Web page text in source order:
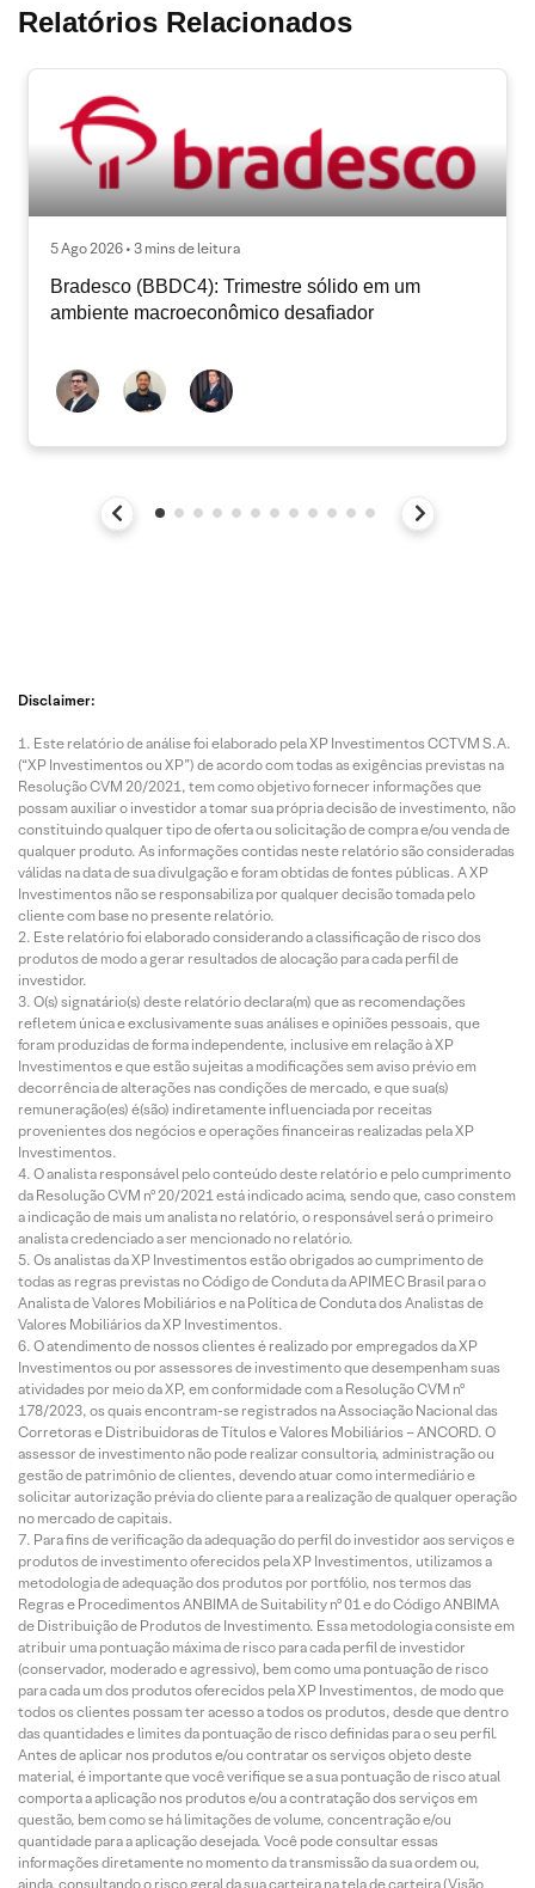
Relatórios Relacionados
5 Ago 2026 • 3 mins de leitura
Bradesco (BBDC4): Trimestre sólido em um
ambiente macroeconômico desafiador
Disclaimer:
Este relatório de análise foi elaborado pela XP Investimentos CCTVM S.A.
(“XP Investimentos ou XP”) de acordo com todas as exigências previstas na
Resolução CVM 20/2021, tem como objetivo fornecer informações que
possam auxiliar o investidor a tomar sua própria decisão de investimento, não
constituindo qualquer tipo de oferta ou solicitação de compra e/ou venda de
qualquer produto. As informações contidas neste relatório são consideradas
válidas na data de sua divulgação e foram obtidas de fontes públicas. A XP
Investimentos não se responsabiliza por qualquer decisão tomada pelo
cliente com base no presente relatório.
Este relatório foi elaborado considerando a classificação de risco dos
produtos de modo a gerar resultados de alocação para cada perfil de
investidor.
O(s) signatário(s) deste relatório declara(m) que as recomendações
refletem única e exclusivamente suas análises e opiniões pessoais, que
foram produzidas de forma independente, inclusive em relação à XP
Investimentos e que estão sujeitas a modificações sem aviso prévio em
decorrência de alterações nas condições de mercado, e que sua(s)
remuneração(es) é(são) indiretamente influenciada por receitas
provenientes dos negócios e operações financeiras realizadas pela XP
Investimentos.
O analista responsável pelo conteúdo deste relatório e pelo cumprimento
da Resolução CVM nº 20/2021 está indicado acima, sendo que, caso constem
a indicação de mais um analista no relatório, o responsável será o primeiro
analista credenciado a ser mencionado no relatório.
Os analistas da XP Investimentos estão obrigados ao cumprimento de
todas as regras previstas no Código de Conduta da APIMEC Brasil para o
Analista de Valores Mobiliários e na Política de Conduta dos Analistas de
Valores Mobiliários da XP Investimentos.
O atendimento de nossos clientes é realizado por empregados da XP
Investimentos ou por assessores de investimento que desempenham suas
atividades por meio da XP, em conformidade com a Resolução CVM nº
178/2023, os quais encontram-se registrados na Associação Nacional das
Corretoras e Distribuidoras de Títulos e Valores Mobiliários – ANCORD. O
assessor de investimento não pode realizar consultoria, administração ou
gestão de patrimônio de clientes, devendo atuar como intermediário e
solicitar autorização prévia do cliente para a realização de qualquer operação
no mercado de capitais.
Para fins de verificação da adequação do perfil do investidor aos serviços e
produtos de investimento oferecidos pela XP Investimentos, utilizamos a
metodologia de adequação dos produtos por portfólio, nos termos das
Regras e Procedimentos ANBIMA de Suitability nº 01 e do Código ANBIMA
de Distribuição de Produtos de Investimento. Essa metodologia consiste em
atribuir uma pontuação máxima de risco para cada perfil de investidor
(conservador, moderado e agressivo), bem como uma pontuação de risco
para cada um dos produtos oferecidos pela XP Investimentos, de modo que
todos os clientes possam ter acesso a todos os produtos, desde que dentro
das quantidades e limites da pontuação de risco definidas para o seu perfil.
Antes de aplicar nos produtos e/ou contratar os serviços objeto deste
material, é importante que você verifique se a sua pontuação de risco atual
comporta a aplicação nos produtos e/ou a contratação dos serviços em
questão, bem como se há limitações de volume, concentração e/ou
quantidade para a aplicação desejada. Você pode consultar essas
informações diretamente no momento da transmissão da sua ordem ou,
ainda, consultando o risco geral da sua carteira na tela de carteira (Visão